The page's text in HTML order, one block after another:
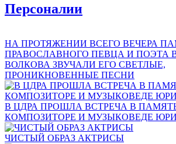
Персоналии
НА ПРОТЯЖЕНИИ ВСЕГО ВЕЧЕРА
ПРАВОСЛАВНОГО ПЕВЦА И ПОЭТА
ВОЛКОВА ЗВУЧАЛИ ЕГО СВЕТЛЫЕ,
ПРОНИКНОВЕННЫЕ ПЕСНИ
В ЦДРА ПРОШЛА ВСТРЕЧА В
КОМПОЗИТОРЕ И МУЗЫКОВЕДЕ
ЧИСТЫЙ ОБРАЗ АКТРИСЫ